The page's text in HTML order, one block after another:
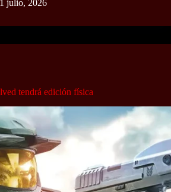
julio, 2026
tendrá edición física